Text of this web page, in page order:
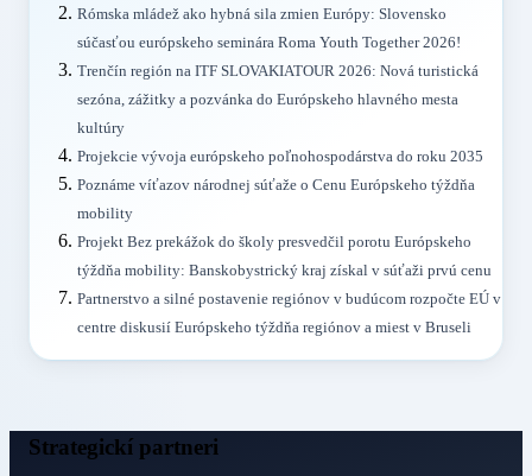
Rómska mládež ako hybná sila zmien Európy: Slovensko
súčasťou európskeho seminára Roma Youth Together 2026!
Trenčín región na ITF SLOVAKIATOUR 2026: Nová turistická
sezóna, zážitky a pozvánka do Európskeho hlavného mesta
kultúry
Projekcie vývoja európskeho poľnohospodárstva do roku 2035
Poznáme víťazov národnej súťaže o Cenu Európskeho týždňa
mobility
Projekt Bez prekážok do školy presvedčil porotu Európskeho
týždňa mobility: Banskobystrický kraj získal v súťaži prvú cenu
Partnerstvo a silné postavenie regiónov v budúcom rozpočte EÚ v
centre diskusií Európskeho týždňa regiónov a miest v Bruseli
Strategickí partneri